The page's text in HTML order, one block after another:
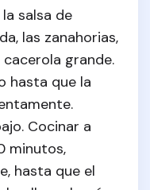
salsa de
las zanahorias,
grande.
hasta que la
Cocinar a
minutos,
hasta que el